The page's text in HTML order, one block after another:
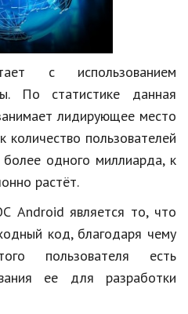
с использованием
По статистике данная
лидирующее место
количество пользователей
одного миллиарда, к
растёт.
Android является то, что
код, благодаря чему
пользователя есть
ее для разработки